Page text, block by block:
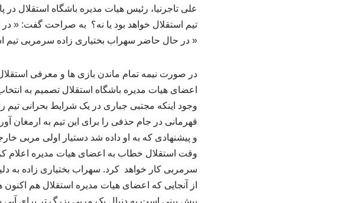
علی تاجرنیا، رئیس هیات مدیره باشگاه استقلال
تیم استقلال خواهد بود یا نه؟ به صراحت گفت: «
« در حال حاضر سهراب بختیاری زاده سرمربی
در صورت نیمه تمام ماندن بازی ها و معرفی
اعضای هیات مدیره باشگاه استقلال تصمیم به
وجود اینکه مجتبی جباری در یک شرایط بحرانی تیم
قهرمانی در جام حذفی را برای این تیم به ارمغان
و پیشنهادی که به او داده شد دستیار اولی مربی
وقت استقلال خطاب به اعضای هیات مدیره اعلام کرد
سرمربی کار خواهد کرد. سهراب بختیاری زاده به
از آنجایی که اعضای هیات مدیره استقلال هم
پیش بینی است به دنبال یک مربی بزرگ تر برای